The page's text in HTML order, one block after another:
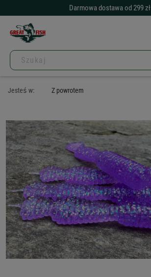
Darmowa dostawa od 299 zł
Jesteś w: Z powrotem